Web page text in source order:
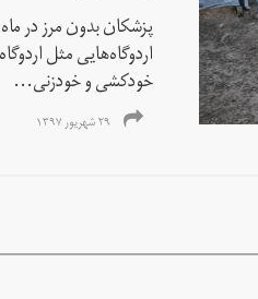
پزشکان بدون مرز در
اردوگاه‌هایی مثل
خودکشی و خودزنی...
۲۹ شهریور ۱۳۹۷